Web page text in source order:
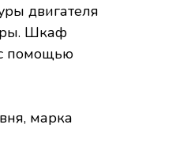
двигателя
Шкаф
помощью
марка